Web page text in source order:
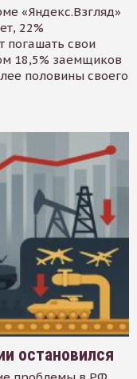
«Яндекс.Взгляд»
22%
погашать свои
18,5% заемщиков
половины своего
остановился